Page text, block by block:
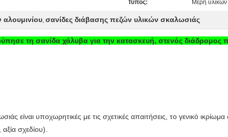
Τύπος: Μέρη
, σανίδες διάβασης πεζών υλικών σκαλωσιάς
τη σανίδα χάλυβα για την κατασκευή, στενός
είναι υποχωρητικές με τις σχετικές απαιτήσεις, το γενικό
σχεδίου).